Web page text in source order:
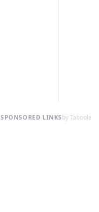
SPONSORED LINKSby Taboola